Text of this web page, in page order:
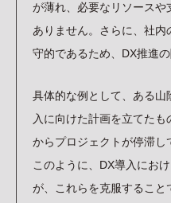
が薄れ、必要なリソースや
ありません。さらに、社
守的であるため、DX推進
具体的な例として、ある
入に向けた計画を立てた
からプロジェクトが停滞し
このように、DX導入にお
が、これらを克服するこ